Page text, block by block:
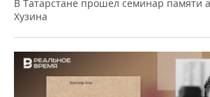
В Татарстане прошел семинар памяти
Хузина